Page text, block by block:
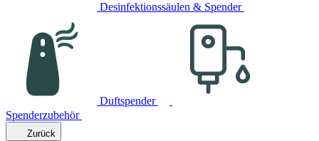
Desinfektionssäulen & Spender
Duftspender
Spenderzubehör
Zurück